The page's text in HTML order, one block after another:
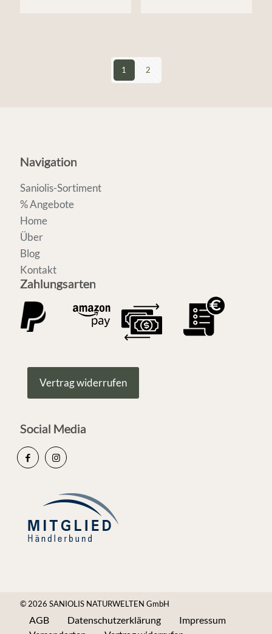
1 2
Navigation
Saniolis-Sortiment
% Angebote
Home
Über
Blog
Kontakt
Zahlungsarten
Vertrag widerrufen
Social Media
© 2026 SANIOLIS NATURWELTEN GmbH
AGB Datenschutzerklärung
Impressum